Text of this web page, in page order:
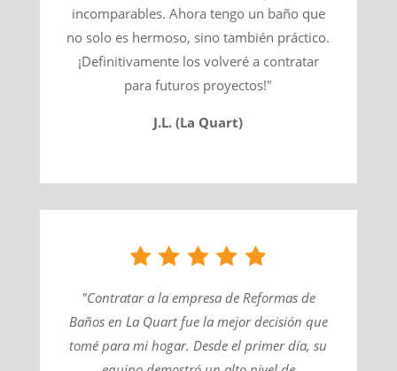
incomparables. Ahora tengo un baño que
no solo es hermoso, sino también práctico.
¡Definitivamente los volveré a contratar
para futuros proyectos!"
J.L. (La Quart)
"Contratar a la empresa de Reformas de
Baños en La Quart fue la mejor decisión que
tomé para mi hogar. Desde el primer día, su